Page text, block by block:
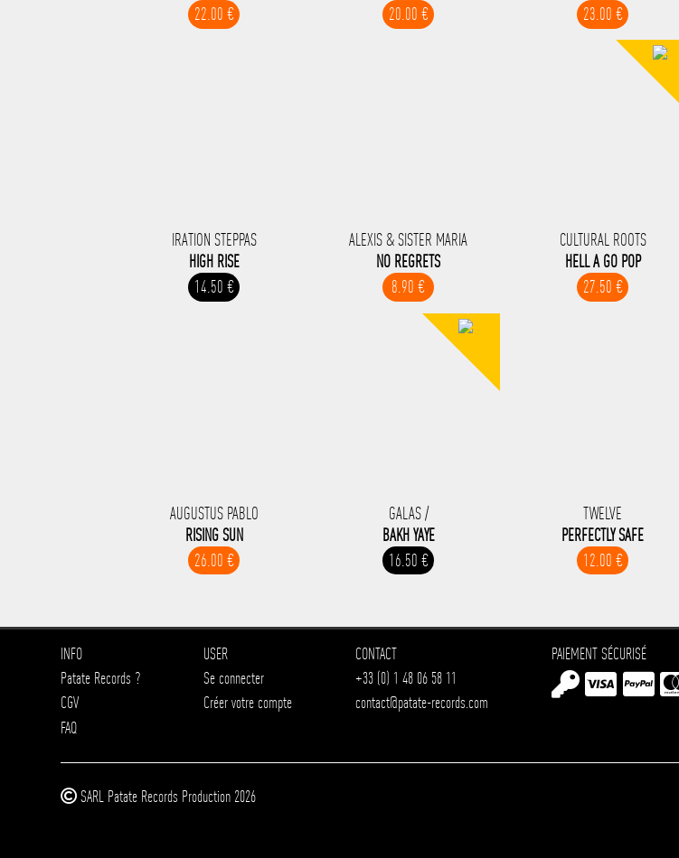
22.00 €
20.00 €
23.00 €
IRATION STEPPAS
HIGH RISE
14.50 €
ALEXIS & SISTER MARIA
NO REGRETS
8.90 €
CULTURAL ROOTS
HELL A GO POP
27.50 €
AUGUSTUS PABLO
RISING SUN
26.00 €
GALAS /
BAKH YAYE
16.50 €
TWELVE
PERFECTLY SAFE
12.00 €
INFO
Patate Records ?
CGV
FAQ
USER
Se connecter
Créer votre compte
CONTACT
+33 (0) 1 48 06 58 11
contact@patate-records.com
PAIEMENT SÉCURISÉ
SARL Patate Records Production 2026